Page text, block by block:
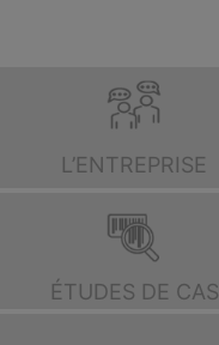
L’ENTREPRISE
ÉTUDES DE CAS